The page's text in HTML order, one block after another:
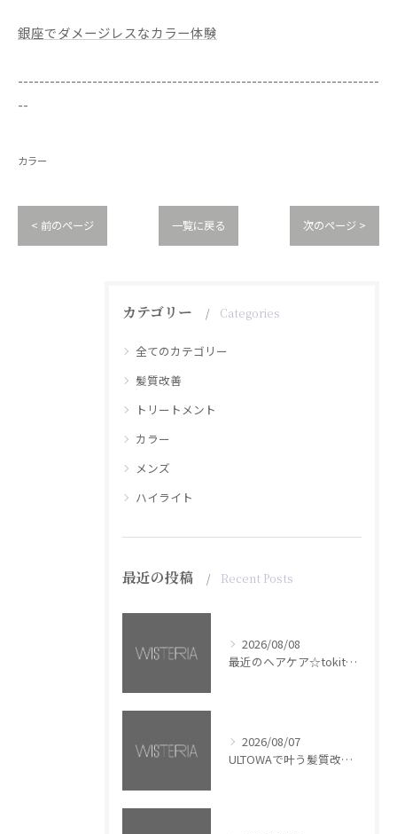
銀座でダメージレスなカラー体験
--------------------------------------------------------------------
--
カラー
< 前のページ 一覧に戻る 次のページ >
カテゴリー Categories
全てのカテゴリー
髪質改善
トリートメント
カラー
メンズ
ハイライト
最近の投稿 Recent Posts
2026/08/08
最近のヘアケア☆tokita【銀座・美容室WISTERIA】
2026/08/07
ULTOWAで叶う髪質改善美髪カラー【銀座・美容室WISTERIA】